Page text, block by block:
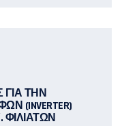
ΤΗΝ
(INVERTER)